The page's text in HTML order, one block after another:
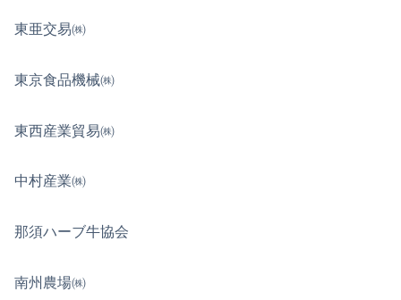
東亜交易㈱
東京食品機械㈱
東西産業貿易㈱
中村産業㈱
那須ハーブ牛協会
南州農場㈱